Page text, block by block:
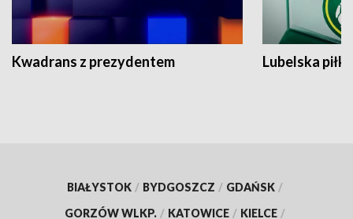
Kwadrans z prezydentem Lubelska piłka
BIAŁYSTOK / BYDGOSZCZ / GDAŃSK /
GORZÓW WLKP. / KATOWICE / KIELCE /